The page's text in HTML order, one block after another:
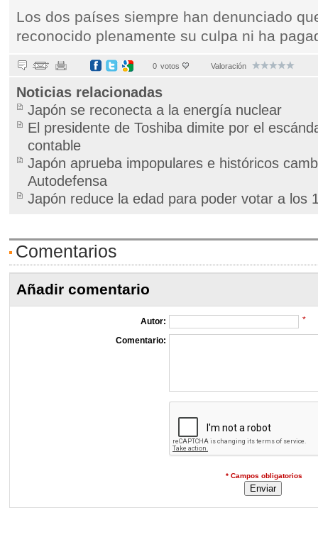
Los dos países siempre han denunciado
reconocido plenamente su culpa ni ha
0 votos Valoración
Noticias relacionadas
Japón se reconecta a la energía nuclear
El presidente de Toshiba dimite por el
contable
Japón aprueba impopulares e históricos
Autodefensa
Japón reduce la edad para poder votar a los
Comentarios
Añadir comentario
Autor: *
Comentario:
* Campos obligatorios